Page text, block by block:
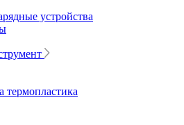
устройства
термопластика